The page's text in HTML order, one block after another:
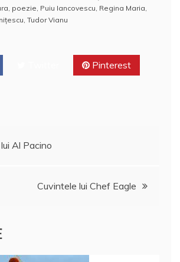
, poezie, Puiu Iancovescu, Regina Maria,
, Tudor Vianu
Pinterest
Al Pacino
Cuvintele lui Chef Eagle